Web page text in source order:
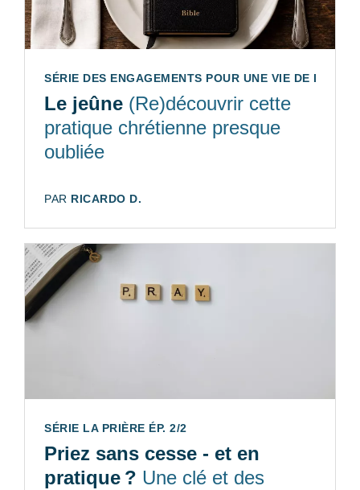
SÉRIE DES ENGAGEMENTS POUR UNE VIE DE
Le jeûne (Re)découvrir cette
pratique chrétienne presque
oubliée
AUTEUR:
PAR RICARDO D.
SÉRIE LA PRIÈRE ÉP. 2/2
Priez sans cesse - et en
pratique ? Une clé et des